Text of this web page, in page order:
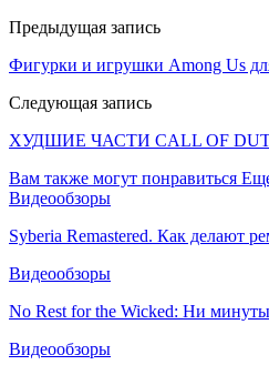
Предыдущая запись
Фигурки и игрушки Among Us
Следующая запись
ХУДШИЕ ЧАСТИ CALL OF
Вам также могут понравиться
Видеообзоры
Syberia Remastered. Как делают
Видеообзоры
No Rest for the Wicked: Ни
Видеообзоры